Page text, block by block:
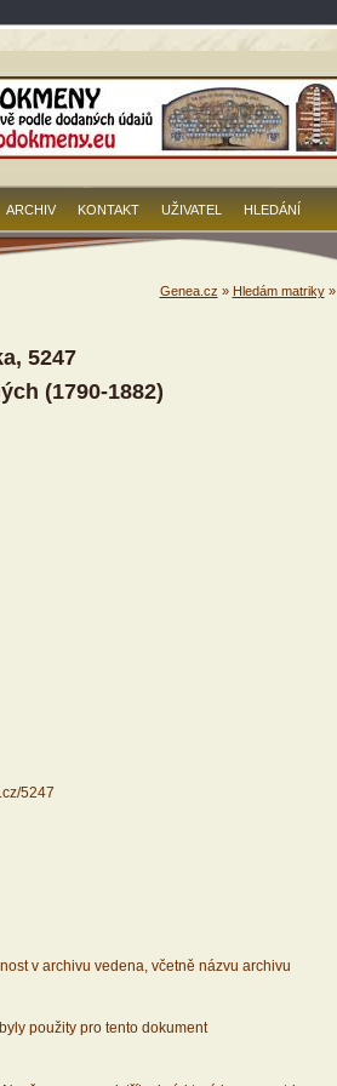
ARCHIV KONTAKT UŽIVATEL HLEDÁNÍ
Genea.cz » Hledám matriky»
5247
(1790-1882)
5247
v archivu vedena, včetně názvu archivu
použity pro tento dokument